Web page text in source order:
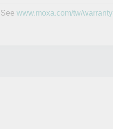
See www.moxa.com/tw/warranty